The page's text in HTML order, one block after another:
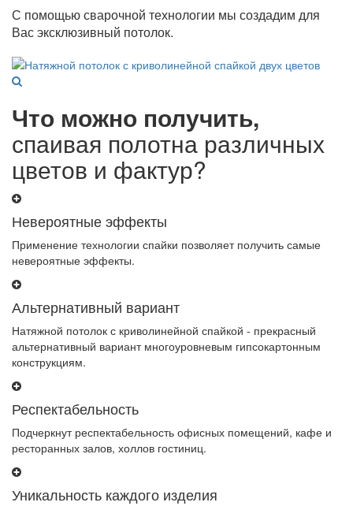
С помощью сварочной технологии мы создадим для
Вас эксклюзивный потолок.
Что можно получить,
спаивая полотна различных
цветов и фактур?
Невероятные эффекты
Применение технологии спайки позволяет получить самые
невероятные эффекты.
Альтернативный вариант
Натяжной потолок с криволинейной спайкой - прекрасный
альтернативный вариант многоуровневым гипсокартонным
конструкциям.
Респектабельность
Подчеркнут респектабельность офисных помещений, кафе и
ресторанных залов, холлов гостиниц.
Уникальность каждого изделия